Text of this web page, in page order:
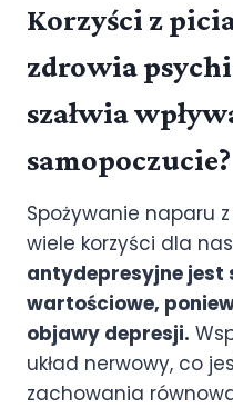
Korzyści z
zdrowia
szałwia
samopoczucie?
Spożywanie naparu
wiele korzyści dla
antydepresyjne jest
wartościowe,
objawy depresji.
układ nerwowy, co
zachowania